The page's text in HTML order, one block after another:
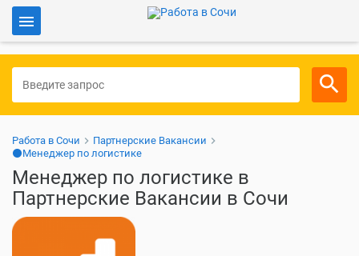
Для работодателей
Работа в Сочи
Партнерские Вакансии
⚫Менеджер по логистике
Менеджер по логистике в
Партнерские Вакансии в Сочи